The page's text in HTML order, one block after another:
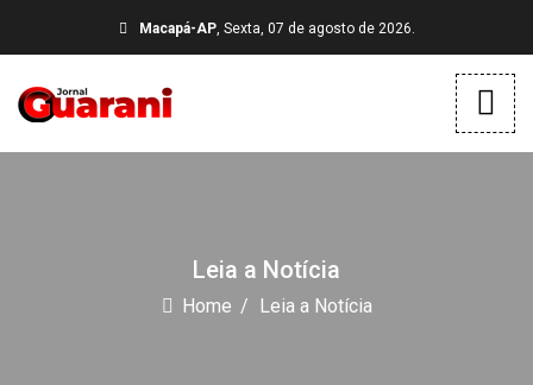
Macapá-AP, Sexta, 07 de agosto de 2026.
Leia a Notícia
Home Leia a Notícia